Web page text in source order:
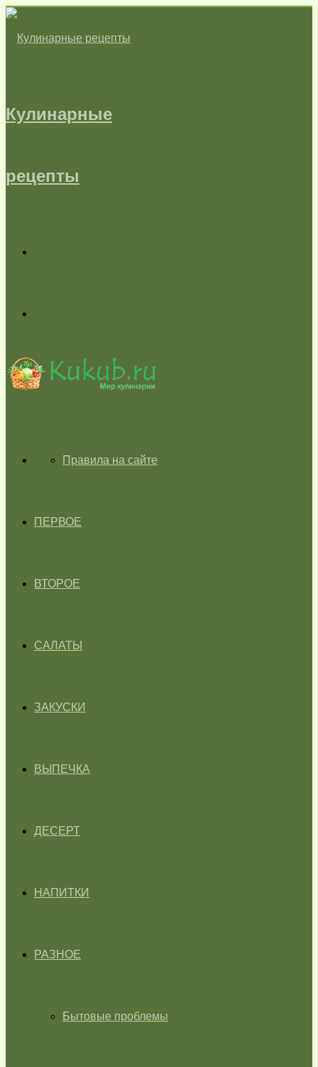
Кулинарные
рецепты
skin
ГЛАВНАЯПравила на сайте
ПЕРВОЕ
ВТОРОЕ
САЛАТЫ
ЗАКУСКИ
ВЫПЕЧКА
ДЕСЕРТ
НАПИТКИ
РАЗНОЕ
Бытовые проблемы